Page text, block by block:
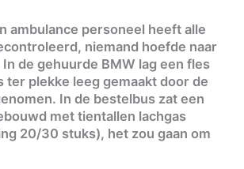
ambulance personeel heeft alle
niemand hoefde naar
de gehuurde BMW lag een fles
ter plekke leeg gemaakt door de
In de bestelbus zat een
met tientallen lachgas
20/30 stuks), het zou gaan om